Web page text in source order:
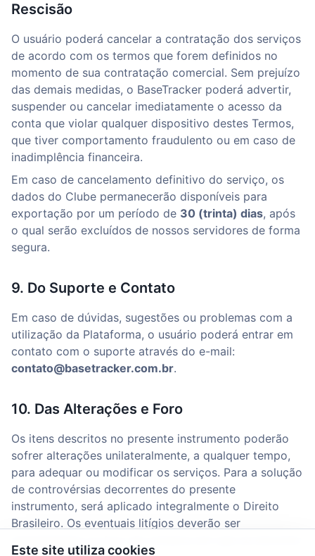
Este site utiliza cookies
Rescisão
O usuário poderá cancelar a contratação dos serviços
de acordo com os termos que forem definidos no
momento de sua contratação comercial. Sem prejuízo
das demais medidas, o BaseTracker poderá advertir,
suspender ou cancelar imediatamente o acesso da
conta que violar qualquer dispositivo destes Termos,
que tiver comportamento fraudulento ou em caso de
inadimplência financeira.
Em caso de cancelamento definitivo do serviço, os
dados do Clube permanecerão disponíveis para
exportação por um período de 30 (trinta) dias, após
o qual serão excluídos de nossos servidores de forma
segura.
9. Do Suporte e Contato
Em caso de dúvidas, sugestões ou problemas com a
utilização da Plataforma, o usuário poderá entrar em
contato com o suporte através do e-mail:
contato@basetracker.com.br.
10. Das Alterações e Foro
Os itens descritos no presente instrumento poderão
sofrer alterações unilateralmente, a qualquer tempo,
para adequar ou modificar os serviços. Para a solução
de controvérsias decorrentes do presente
instrumento, será aplicado integralmente o Direito
Brasileiro. Os eventuais litígios deverão ser